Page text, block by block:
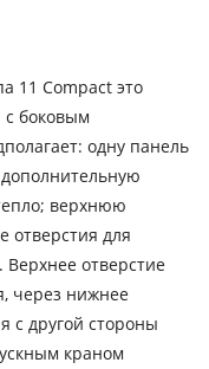
11 Compact это
боковым
одну панель
верхнюю
отверстия для
Верхнее отверстие
через нижнее
с другой стороны
краном